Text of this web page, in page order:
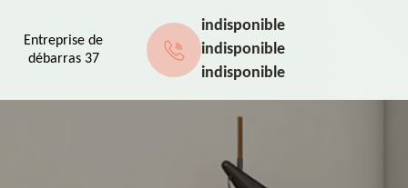
Entreprise de
débarras 37
indisponible
indisponible
indisponible